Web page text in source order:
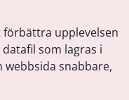
förbättra upplevelsen
som lagras i
webbsida snabbare,